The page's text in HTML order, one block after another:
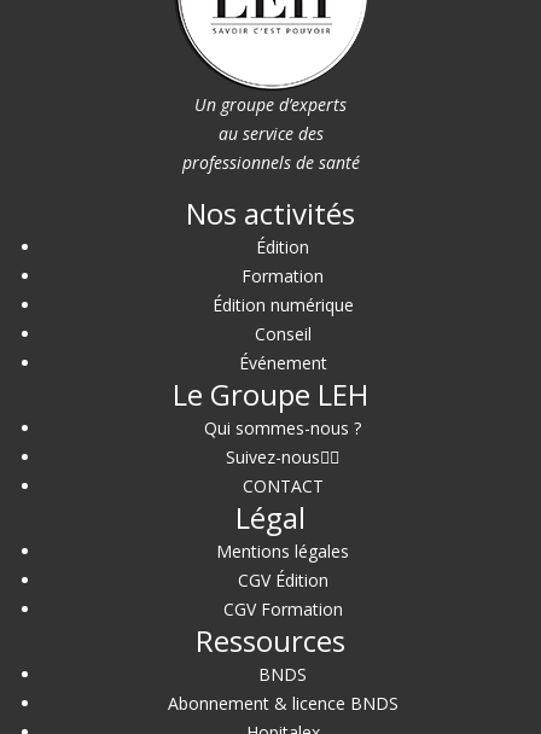
Un groupe d’experts
au service des
professionnels de santé
Nos activités
Édition
Formation
Édition numérique
Conseil
Événement
Le Groupe LEH
Qui sommes-nous ?
Suivez-nous
CONTACT
Légal
Mentions légales
CGV Édition
CGV Formation
Ressources
BNDS
Abonnement & licence BNDS